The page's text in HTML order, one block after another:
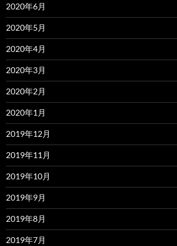
2020年6月
2020年5月
2020年4月
2020年3月
2020年2月
2020年1月
2019年12月
2019年11月
2019年10月
2019年9月
2019年8月
2019年7月